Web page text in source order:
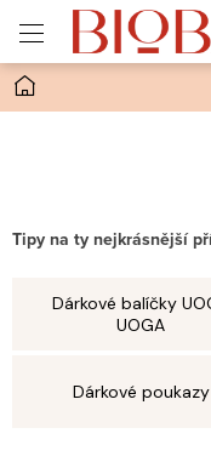
obsah
Domů
Tipy na ty nejkrásnější
Dárkové balíčky
UOGA
Dárkové poukazy